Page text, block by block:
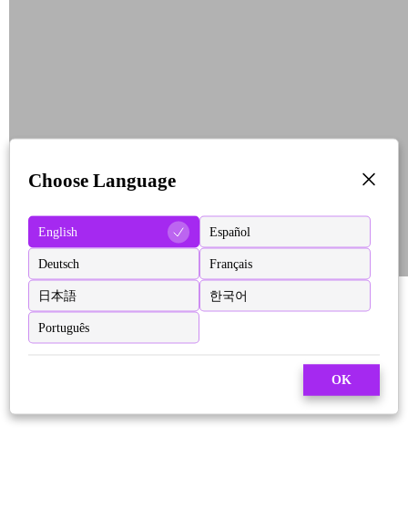
Choose Language
English Español
Deutsch Français
日本語 한국어
Português
OK